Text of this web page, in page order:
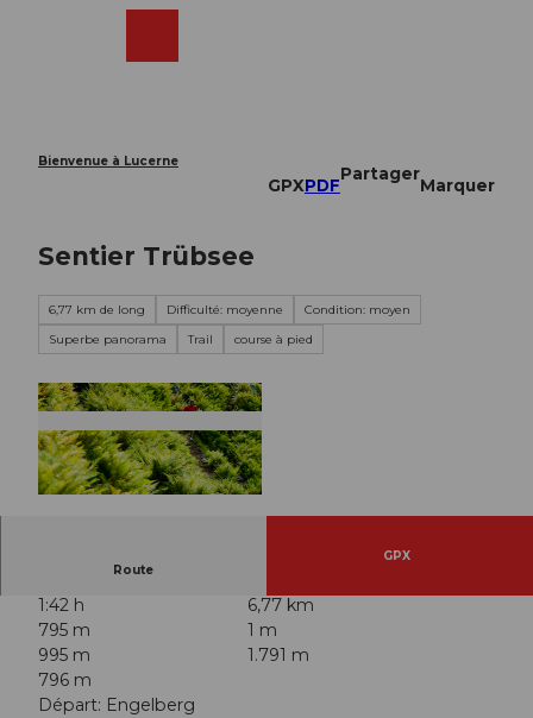
Bienvenue à Lucerne
GPXPDF
Partager
Marquer
Sentier Trübsee
6,77 km de long Difficulté: moyenne
Condition: moyen
Superbe panorama
Trail course à pied
Route
GPX
1:42 h
6,77 km
795 m
1 m
995 m
1.791 m
796 m
Départ: Engelberg